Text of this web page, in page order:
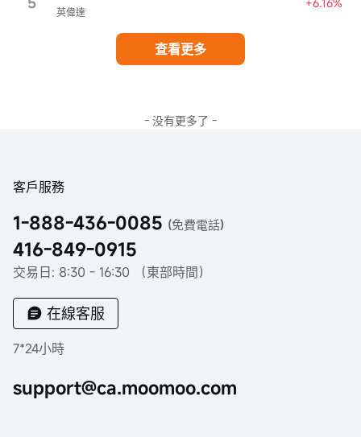
英偉達
查看更多
- 没有更多了 -
客戶服務
1-888-436-0085 (免費電話)
416-849-0915
交易日: 8:30 - 16:30 （東部時間）
在線客服
7*24小時
support@ca.moomoo.com